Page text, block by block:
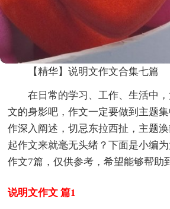
【精华】说明文作文合集七篇
在日常的学习、工作、生活中
文的身影吧，作文一定要做到主题
作深入阐述，切忌东拉西扯，主题
起作文来就毫无头绪？下面是小编
作文7篇，仅供参考，希望能够帮助
说明文作文 篇1